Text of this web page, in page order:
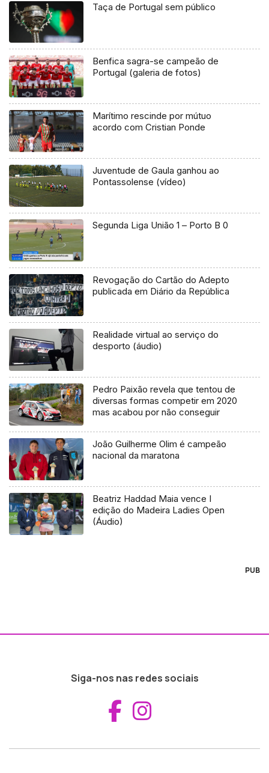
Taça de Portugal sem público
Benfica sagra-se campeão de
Portugal (galeria de fotos)
Marítimo rescinde por mútuo
acordo com Cristian Ponde
Juventude de Gaula ganhou ao
Pontassolense (vídeo)
Segunda Liga União 1 – Porto B 0
Revogação do Cartão do Adepto
publicada em Diário da República
Realidade virtual ao serviço do
desporto (áudio)
Pedro Paixão revela que tentou de
diversas formas competir em 2020
mas acabou por não conseguir
João Guilherme Olim é campeão
nacional da maratona
Beatriz Haddad Maia vence I
edição do Madeira Ladies Open
(Áudio)
PUB
Siga-nos nas redes sociais
Aceder ao